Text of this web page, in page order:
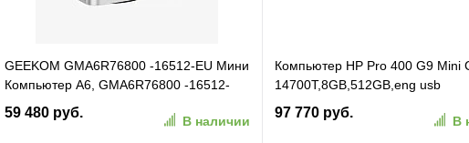
GEEKOM GMA6R76800 -16512-EU Мини
Компьютер A6, GMA6R76800 -16512-
EU, AMD Ryzen 7 6800, 16GB+512GB,
WIN11 Pro
59 480 руб.
В наличии
Компьютер HP Pro 400 G9 Mini
14700T,8GB,512GB,eng usb
kbd,mouse,WiFi,BT,DOS,1Wty
(8X4W1AV_I7)
97 770 руб.
В